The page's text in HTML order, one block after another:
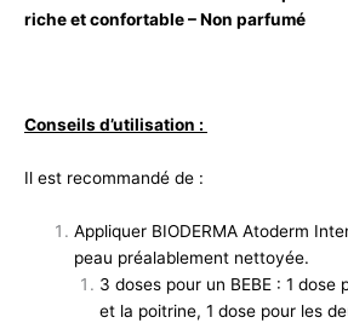
riche et confortable – Non parfumé
Conseils d’utilisation :
Il est recommandé de :
Appliquer BIODERMA Atoderm
peau préalablement nettoyée.
3 doses pour un BEBE : 1 dose
et la poitrine, 1 dose pour les